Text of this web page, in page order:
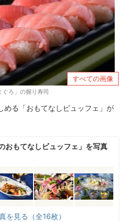
すべての画像
ぐろ」の握り寿司
める「おもてなしビュッフェ」が
おもてなしビュッフェ」を写真
を見る（全16枚）